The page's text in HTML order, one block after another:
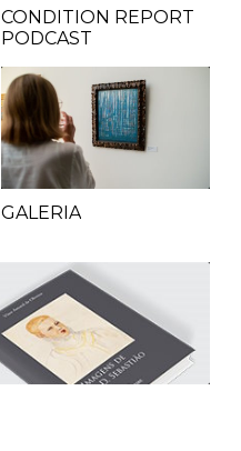
CONDITION REPORT
PODCAST
GALERIA